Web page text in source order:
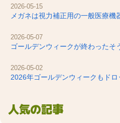
2026-05-15
メガネは視力補正用の一般医療機
2026-05-07
ゴールデンウィークが終わったそ
2026-05-02
2026年ゴールデンウィークもド
人気の記事